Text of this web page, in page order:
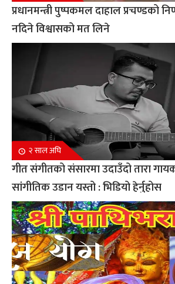
प्रधानमन्त्री पुष्पकमल दाहाल प्रचण्डको
नदिने विश्वासको मत लिने
२ साल अघि
गीत संगीतको संसारमा उदाउँदो तारा
सांगीतिक उडान यस्तो : भिडियो हेर्नुहोस